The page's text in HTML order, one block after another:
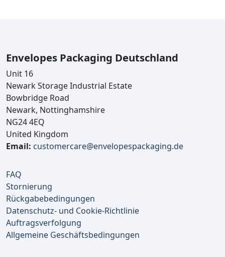
Envelopes Packaging Deutschland
Unit 16
Newark Storage Industrial Estate
Bowbridge Road
Newark, Nottinghamshire
NG24 4EQ
United Kingdom
Email: customercare@envelopespackaging.de
FAQ
Stornierung
Rückgabebedingungen
Datenschutz- und Cookie-Richtlinie
Auftragsverfolgung
Allgemeine Geschäftsbedingungen